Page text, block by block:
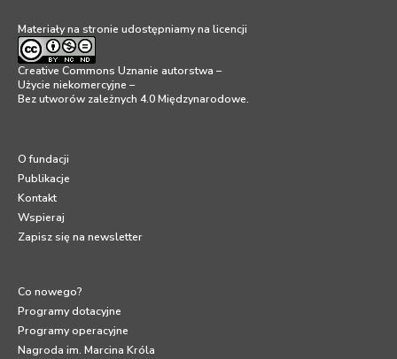
Materiały na stronie udostępniamy na licencji
Creative Commons Uznanie autorstwa –
Użycie niekomercyjne –
Bez utworów zależnych 4.0 Międzynarodowe.
O fundacji
Publikacje
Kontakt
Wspieraj
Zapisz się na newsletter
Co nowego?
Programy dotacyjne
Programy operacyjne
Nagroda im. Marcina Króla